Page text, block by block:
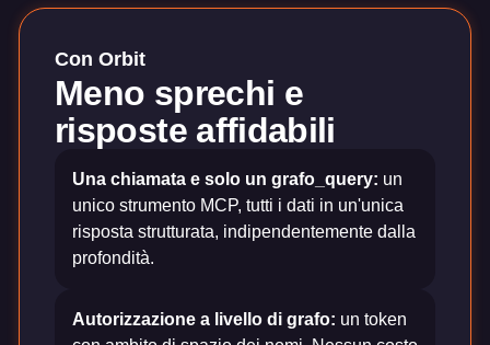
Con Orbit
Meno sprechi e
risposte affidabili
Una chiamata e solo un grafo_query: un
unico strumento MCP, tutti i dati in un'unica
risposta strutturata, indipendentemente dalla
profondità.
Autorizzazione a livello di grafo: un token